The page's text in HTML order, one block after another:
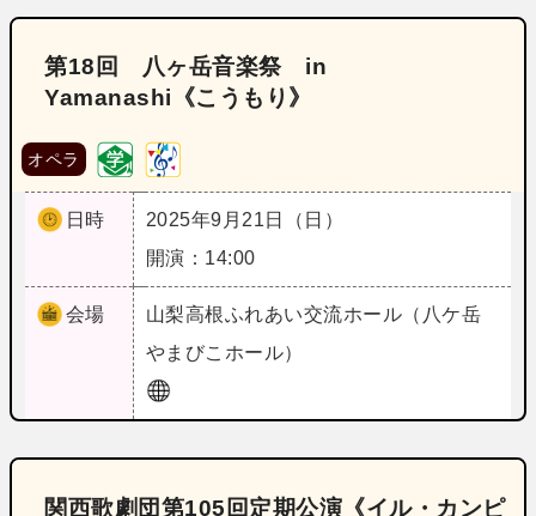
第18回 八ヶ岳音楽祭 in
Yamanashi《こうもり》
オペラ
日時
2025年9月21日（日）
開演：14:00
会場 山梨高根ふれあい交流ホール（八ケ岳
やまびこホール）
関西歌劇団第105回定期公演《イル・カンピ